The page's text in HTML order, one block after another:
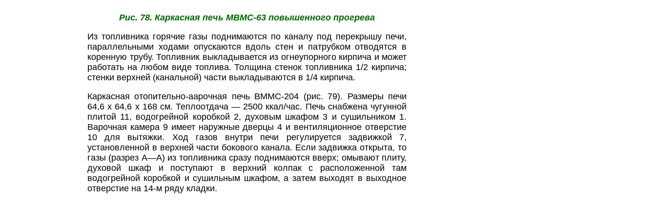
Рис. 78. Каркасная печь МВМС-63 повышенного прогрева
Из топливника горячие газы поднимаются по каналу под перекрышу печи,
параллельными ходами опускаются вдоль стен и патрубком отводятся в
коренную трубу. Топливник выкладывается из огнеупорного кирпича и может
работать на любом виде топлива. Толщина стенок топливника 1/2 кирпича;
стенки верхней (канальной) части выкладываются в 1/4 кирпича.
Каркасная отопительно-аарочная печь ВММС-204 (рис. 79). Размеры печи
64,6 х 64,6 х 168 см. Теплоотдача — 2500 ккал/час. Печь снабжена чугунной
плитой 11, водогрейной коробкой 2, духовым шкафом 3 и сушильником 1.
Варочная камера 9 имеет наружные дверцы 4 и вентиляционное отверстие
10 для вытяжки. Ход газов внутри печи регулируется задвижкой 7,
установленной в верхней части бокового канала. Если задвижка открыта, то
газы (разрез А—А) из топливника сразу поднимаются вверх; омывают плиту,
духовой шкаф и поступают в верхний колпак с расположенной там
водогрейной коробкой и сушильным шкафом, а затем выходят в выходное
отверстие на 14-м ряду кладки.